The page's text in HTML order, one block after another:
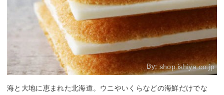
By: shop.ishiya.co.jp
海と大地に恵まれた北海道。ウニやいくらなどの海鮮だけでな